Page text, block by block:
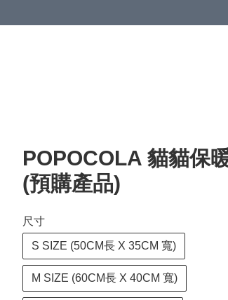
POPOCOLA 貓貓保
(預購產品)
尺寸
S SIZE (50CM長 X 35CM 寬)
M SIZE (60CM長 X 40CM 寬)